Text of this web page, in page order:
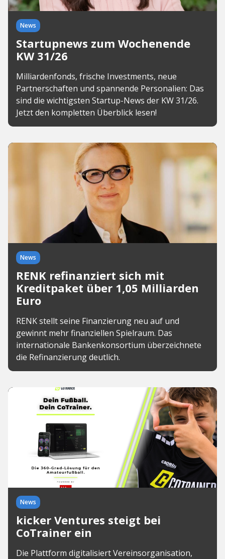
News
Startupnews zum Wochenende
KW 31/26
Milliardenfonds, frische Investments, neue
Partnerschaften und spannende Personalien: Das
sind die wichtigsten Startup-News der KW 31/26.
Jetzt den kompletten Überblick lesen!
News
RENK refinanziert sich mit
Kreditpaket über 1,05 Milliarden
Euro
RENK stellt seine Finanzierung neu auf und
gewinnt mehr finanziellen Spielraum. Das
internationale Bankenkonsortium überzeichnete
die Refinanzierung deutlich.
News
kicker Ventures steigt bei
CoTrainer ein
Die Plattform digitalisiert Vereinsorganisation,